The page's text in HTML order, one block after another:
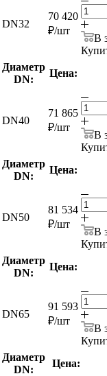
DN32
70 420
₽/шт
В
Диаметр
DN:
Цена:
DN40
71 865
₽/шт
В
Диаметр
DN:
Цена:
DN50
81 534
₽/шт
В
Диаметр
DN:
Цена:
DN65
91 593
₽/шт
В
Диаметр
DN:
Цена: